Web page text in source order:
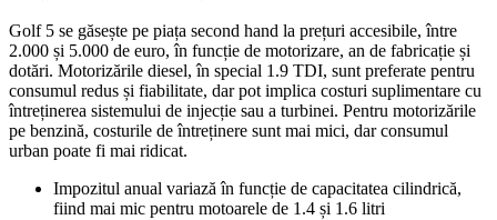
Golf 5 se găsește pe piața second hand la prețuri accesibile, între
2.000 și 5.000 de euro, în funcție de motorizare, an de fabricație și
dotări. Motorizările diesel, în special 1.9 TDI, sunt preferate pentru
consumul redus și fiabilitate, dar pot implica costuri suplimentare cu
întreținerea sistemului de injecție sau a turbinei. Pentru motorizările
pe benzină, costurile de întreținere sunt mai mici, dar consumul
urban poate fi mai ridicat.
Impozitul anual variază în funcție de capacitatea cilindrică,
fiind mai mic pentru motoarele de 1.4 și 1.6 litri